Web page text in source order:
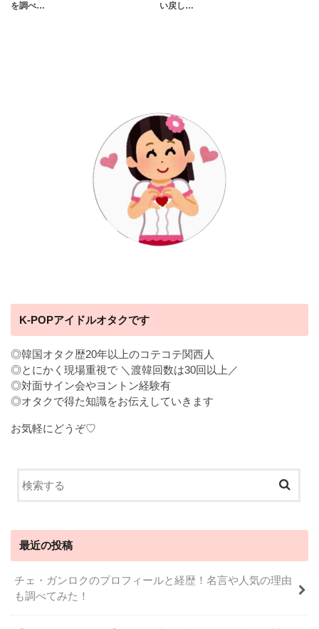
を調べ…
い戻し…
K-POPアイドルオタクです
◎韓国オタク歴20年以上のコテコテ関西人
◎とにかく現場重視で ＼渡韓回数は30回以上／
◎対面サイン会やヨントン経験有
◎オタクで得た知識をお伝えしていきます
お気軽にどうぞ♡
最近の投稿
チェ・ガンロクのプロフィールと経歴！名言や人気の理由
も調べてみた！